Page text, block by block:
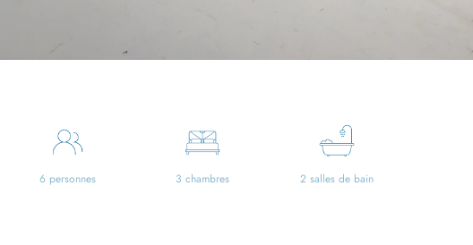
6 personnes 3 chambres 2 salles de bain